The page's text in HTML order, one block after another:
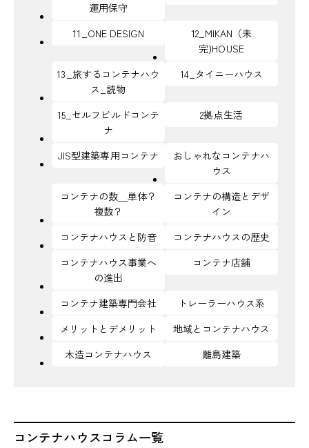
運用保守
11_ONE DESIGN
12_MIKAN（未
完)HOUSE
13_旅するコンテナハウ
ス_読物
14_タイニーハウス
15_セルフビルドコンテ
ナ
2拠点生活
JIS型建築専用コンテナ
おしゃれなコンテナハ
ウス
コンテナの数＿単体？
複数？
コンテナの構造とデザ
イン
コンテナハウスと防音
コンテナハウスの歴史
コンテナハウス事業へ
の進出
コンテナ店舗
コンテナ建築専門会社
トレーラーハウス系
メリットとデメリット
地域とコンテナハウス
木造コンテナハウス
離島建築
コンテナハウスコラム一覧